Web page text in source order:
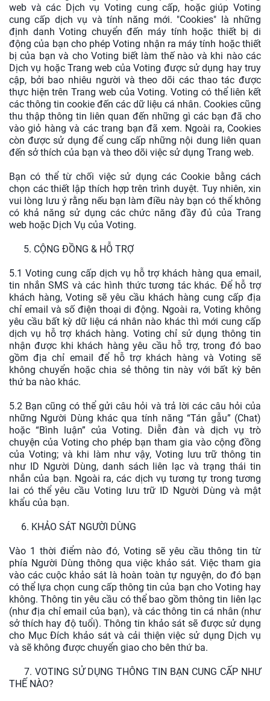
web và các Dịch vụ Voting cung cấp, hoặc giúp Voting
cung cấp dịch vụ và tính năng mới. "Cookies" là những
định danh Voting chuyển đến máy tính hoặc thiết bị di
động của bạn cho phép Voting nhận ra máy tính hoặc thiết
bị của bạn và cho Voting biết làm thế nào và khi nào các
Dịch vụ hoặc Trang web của Voting được sử dụng hay truy
cập, bởi bao nhiêu người và theo dõi các thao tác được
thực hiện trên Trang web của Voting. Voting có thể liên kết
các thông tin cookie đến các dữ liệu cá nhân. Cookies cũng
thu thập thông tin liên quan đến những gì các bạn đã cho
vào giỏ hàng và các trang bạn đã xem. Ngoài ra, Cookies
còn được sử dụng để cung cấp những nội dung liên quan
đến sở thích của bạn và theo dõi việc sử dụng Trang web.
Bạn có thể từ chối việc sử dụng các Cookie bằng cách
chọn các thiết lập thích hợp trên trình duyệt. Tuy nhiên, xin
vui lòng lưu ý rằng nếu bạn làm điều này bạn có thể không
có khả năng sử dụng các chức năng đầy đủ của Trang
web hoặc Dịch Vụ của Voting.
5. CỘNG ĐỒNG & HỖ TRỢ
5.1 Voting cung cấp dịch vụ hỗ trợ khách hàng qua email,
tin nhắn SMS và các hình thức tương tác khác. Để hỗ trợ
khách hàng, Voting sẽ yêu cầu khách hàng cung cấp địa
chỉ email và số điện thoại di động. Ngoài ra, Voting không
yêu cầu bất kỳ dữ liệu cá nhân nào khác thì mới cung cấp
dịch vụ hỗ trợ khách hàng. Voting chỉ sử dụng thông tin
nhận được khi khách hàng yêu cầu hỗ trợ, trong đó bao
gồm địa chỉ email để hỗ trợ khách hàng và Voting sẽ
không chuyển hoặc chia sẻ thông tin này với bất kỳ bên
thứ ba nào khác.
5.2 Bạn cũng có thể gửi câu hỏi và trả lời các câu hỏi của
những Người Dùng khác qua tính năng “Tán gẫu” (Chat)
hoặc “Bình luận” của Voting. Diễn đàn và dịch vụ trò
chuyện của Voting cho phép bạn tham gia vào cộng đồng
của Voting; và khi làm như vậy, Voting lưu trữ thông tin
như ID Người Dùng, danh sách liên lạc và trạng thái tin
nhắn của bạn. Ngoài ra, các dịch vụ tương tự trong tương
lai có thể yêu cầu Voting lưu trữ ID Người Dùng và mật
khẩu của bạn.
6. KHẢO SÁT NGƯỜI DÙNG
Vào 1 thời điểm nào đó, Voting sẽ yêu cầu thông tin từ
phía Người Dùng thông qua việc khảo sát. Việc tham gia
vào các cuộc khảo sát là hoàn toàn tự nguyện, do đó bạn
có thể lựa chọn cung cấp thông tin của bạn cho Voting hay
không. Thông tin yêu cầu có thể bao gồm thông tin liên lạc
(như địa chỉ email của bạn), và các thông tin cá nhân (như
sở thích hay độ tuổi). Thông tin khảo sát sẽ được sử dụng
cho Mục Đích khảo sát và cải thiện việc sử dụng Dịch vụ
và sẽ không được chuyển giao cho bên thứ ba.
7. VOTING SỬ DỤNG THÔNG TIN BẠN CUNG CẤP NHƯ
THẾ NÀO?